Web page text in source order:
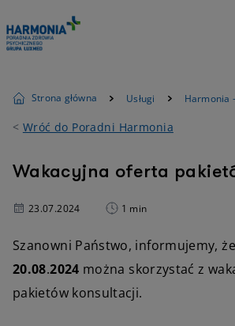
Strona główna Usługi Harmonia
< Wróć do Poradni Harmonia
Wakacyjna oferta
23.07.2024 1 min
Szanowni Państwo, informujemy,
20.08.2024 można skorzystać z
pakietów konsultacji.